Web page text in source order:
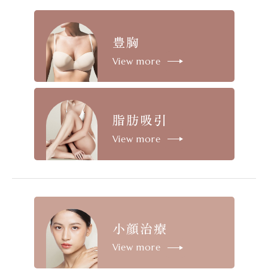
豊胸
View more
脂肪吸引
View more
小顔治療
View more